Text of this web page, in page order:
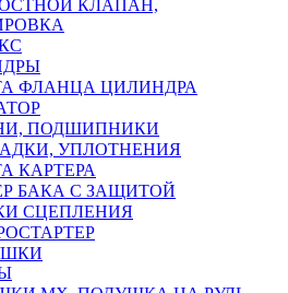
КЛАПАН,
ФЛАНЦА ЦИЛИНДРА
ПОДШИПНИКИ
УПЛОТНЕНИЯ
КАРТЕРА
БАКА С ЗАЩИТОЙ
СЦЕПЛЕНИЯ